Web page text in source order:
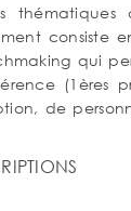
consiste
qui
(1ères
de